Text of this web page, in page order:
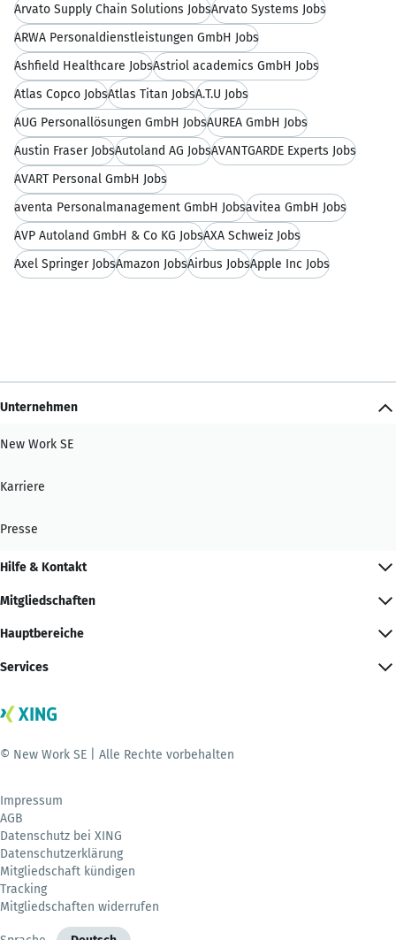
Arvato Supply Chain Solutions JobsArvato Systems Jobs
ARWA Personaldienstleistungen GmbH Jobs
Ashfield Healthcare JobsAstriol academics GmbH Jobs
Atlas Copco JobsAtlas Titan JobsA.T.U Jobs
AÜG Personallösungen GmbH JobsAUREA GmbH Jobs
Austin Fraser JobsAutoland AG JobsAVANTGARDE Experts Jobs
AVART Personal GmbH Jobs
aventa Personalmanagement GmbH Jobsavitea GmbH Jobs
AVP Autoland GmbH & Co KG JobsAXA Schweiz Jobs
Axel Springer JobsAmazon JobsAirbus JobsApple Inc Jobs
Unternehmen
New Work SE
Karriere
Presse
Hilfe & Kontakt
Mitgliedschaften
Hauptbereiche
Services
© New Work SE | Alle Rechte vorbehalten
Impressum
AGB
Datenschutz bei XING
Datenschutzerklärung
Mitgliedschaft kündigen
Tracking
Mitgliedschaften widerrufen